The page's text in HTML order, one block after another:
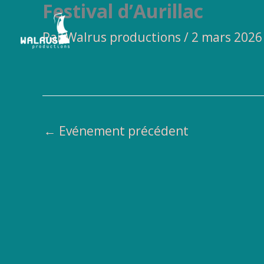
contenu
Festival d’Aurillac
ParWalrus productions / 2 mars 2026
← Evénement précédent